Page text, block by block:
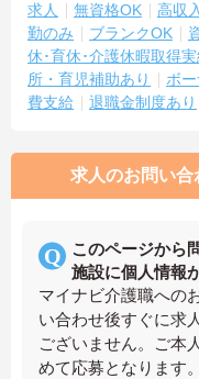
求人
無資格OK 高収入
勤のみ
ブランクOK
休･育休･介護休暇取得実
所・育児補助あり
ボ
費支給
退職金制度あり
求人のお問い合
このページから
施設に個人情報
マイナビ介護職への
い合わせ後すぐに求
ございません。ご本
めて応募となります。